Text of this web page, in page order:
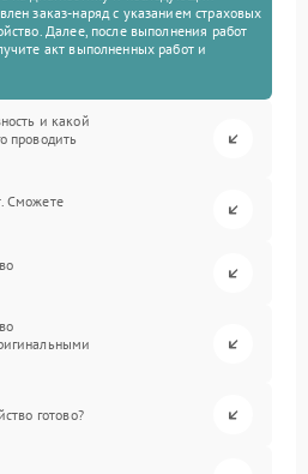
заказ-наряд с указанием страховых
Далее, после выполнения работ
акт выполненных работ и
и какой
проводить
Сможете
готово?